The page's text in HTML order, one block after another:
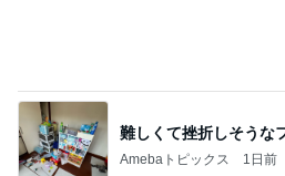
赤ちゃんおせんべいを
Amebaトピックス 11時間